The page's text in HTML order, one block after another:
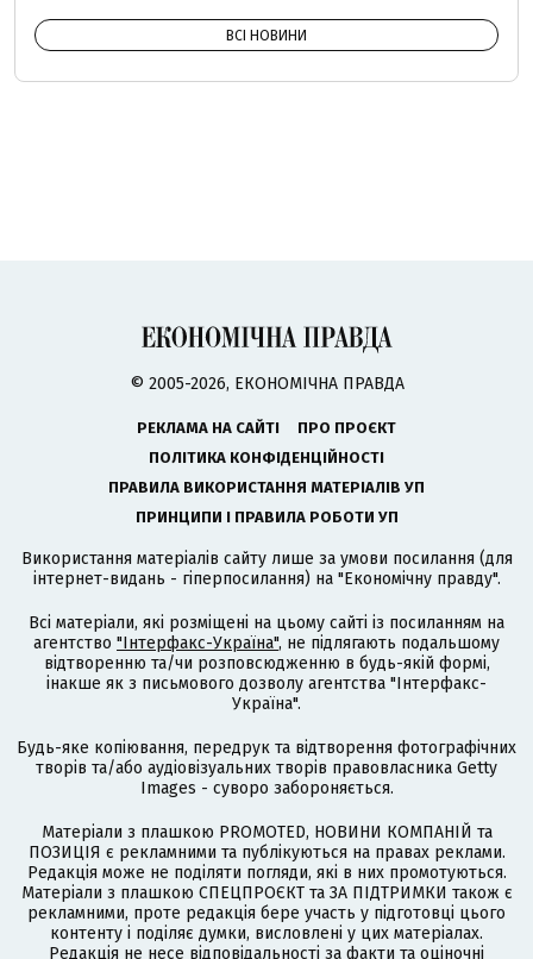
ВСІ НОВИНИ
© 2005-2026, ЕКОНОМІЧНА ПРАВДА
РЕКЛАМА НА САЙТІ
ПРО ПРОЄКТ
ПОЛІТИКА КОНФІДЕНЦІЙНОСТІ
ПРАВИЛА ВИКОРИСТАННЯ МАТЕРІАЛІВ УП
ПРИНЦИПИ І ПРАВИЛА РОБОТИ УП
Використання матеріалів сайту лише за умови посилання (для
інтернет-видань - гіперпосилання) на "Економічну правду".
Всі матеріали, які розміщені на цьому сайті із посиланням на
агентство "Інтерфакс-Україна", не підлягають подальшому
відтворенню та/чи розповсюдженню в будь-якій формі,
інакше як з письмового дозволу агентства "Інтерфакс-
Україна".
Будь-яке копіювання, передрук та відтворення фотографічних
творів та/або аудіовізуальних творів правовласника Getty
Images - суворо забороняється.
Матеріали з плашкою PROMOTED, НОВИНИ КОМПАНІЙ та
ПОЗИЦІЯ є рекламними та публікуються на правах реклами.
Редакція може не поділяти погляди, які в них промотуються.
Матеріали з плашкою СПЕЦПРОЄКТ та ЗА ПІДТРИМКИ також є
рекламними, проте редакція бере участь у підготовці цього
контенту і поділяє думки, висловлені у цих матеріалах.
Редакція не несе відповідальності за факти та оціночні